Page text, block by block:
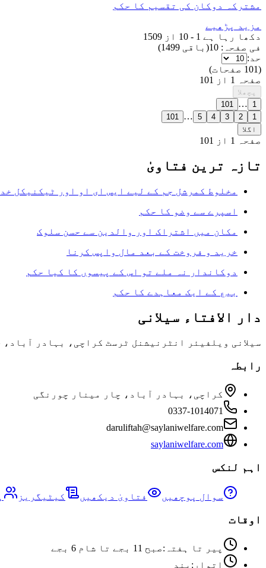
مشترکہ دوکان کی تقسیم کا حکم
مزید پڑھیے
دکھا رہا ہے 1
-
10 از 1509
فی صفحہ: 10
( باقی 1499
)
حد:
(
101 صفحات)
صفحہ 1 از 101
پچھلا
1
…
101
1
2
3
4
5
…
101
اگلا
صفحہ 1 از 101
تازہ ترین فتاویٰ
مخلوط کمرشل جم کے لیے ایس ای او اور ٹیکنیکل
اسپرے سے وضو کا حکم
مکان میں اشتراک اور والدین سے حسن سلوک
خرید و فروخت کے بعد مال واپس کرنا
دوکاندار نہ ملے تو اس کے پیسوں کا کیا حکم
بیع کے ایک معاہدے کا حکم
دار الافتاء سیلانی
سیلانی ویلفیئر انٹرنیشنل ٹرسٹ کراچی، بہادر
رابطہ
کراچی، بہادر آباد، چار مینار چورنگی
0337-1014071
daruliftah@saylaniwelfare.com
saylaniwelfare.com
اہم لنکس
سوال پوچھیں فتاویٰ دیکھیں کیٹیگریز
اوقات
پیر تا ہفتہ :صبح 11 بجے تا شام 6 بجے
اتوار : بند